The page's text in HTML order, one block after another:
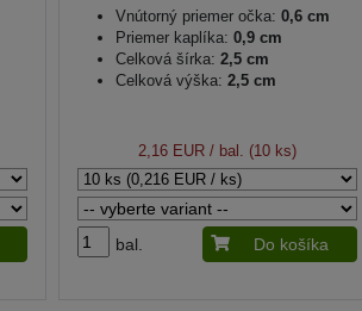
Vnútorný priemer očka: 0,6 cm
Priemer kaplíka: 0,9 cm
Celková šírka: 2,5 cm
Celková výška: 2,5 cm
2,16 EUR/ bal. (10 ks)
bal. Do košíka